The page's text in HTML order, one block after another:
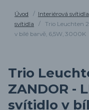
Úvod Interiérová svítidla
svítidla
Trio Leuchten
v bílé barvě, 6,5W, 3000K
Trio
ZANDOR -
svítidlo v